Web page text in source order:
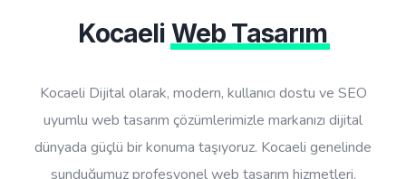
Kocaeli Web Tasarım
Kocaeli Dijital olarak, modern, kullanıcı dostu ve SEO
uyumlu web tasarım çözümlerimizle markanızı dijital
dünyada güçlü bir konuma taşıyoruz. Kocaeli genelinde
sunduğumuz profesyonel web tasarım hizmetleri,